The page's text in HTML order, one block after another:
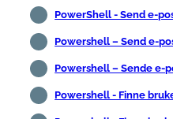
PowerShell - Send e-
Powershell – Send e-
Powershell – Sende e-
Powershell - Finne